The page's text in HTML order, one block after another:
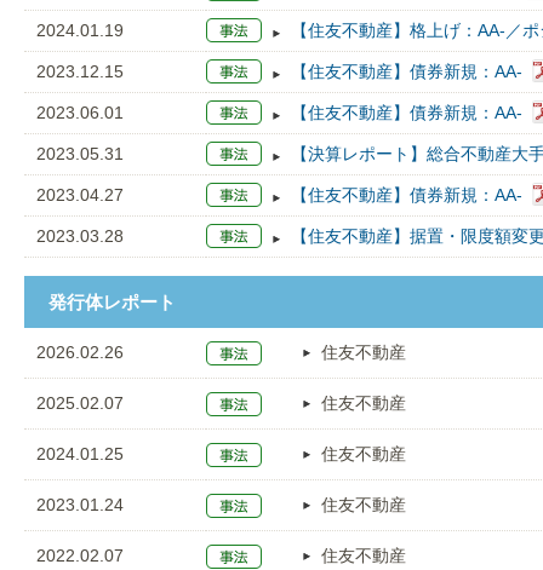
2024.01.19 【住友不動産】格上げ：AA-／
2023.12.15 【住友不動産】債券新規：AA-
2023.06.01 【住友不動産】債券新規：AA-
2023.05.31 【決算レポート】総合不動産大
2023.04.27 【住友不動産】債券新規：AA-
2023.03.28 【住友不動産】据置・限度額変
発行体レポート
2026.02.26 住友不動産
2025.02.07 住友不動産
2024.01.25 住友不動産
2023.01.24 住友不動産
2022.02.07 住友不動産